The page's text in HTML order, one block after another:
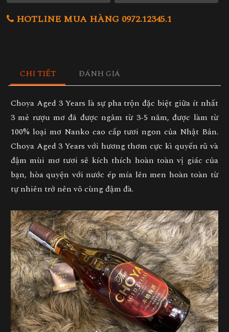
HOTLINE MUA HÀNG 0972.12345.1
CHI TIẾT ĐÁNH GIÁ
Choya Aged 3 Years là sự pha trộn đặc biệt giữa ít nhất
3 mẻ rượu mơ đã được ngâm từ 3-5 năm, được làm từ
100% loại mơ Nanko cao cấp tươi ngon của Nhật Bản.
Choya Aged 3 Years với hương thơm cực kì quyến rũ và
đậm mùi mơ tươi sẽ kích thích hoàn toàn vị giác của
bạn, hòa quyện với nước ép mía lên men hoàn toàn từ
tự nhiên trở nên vô cùng đậm đà.